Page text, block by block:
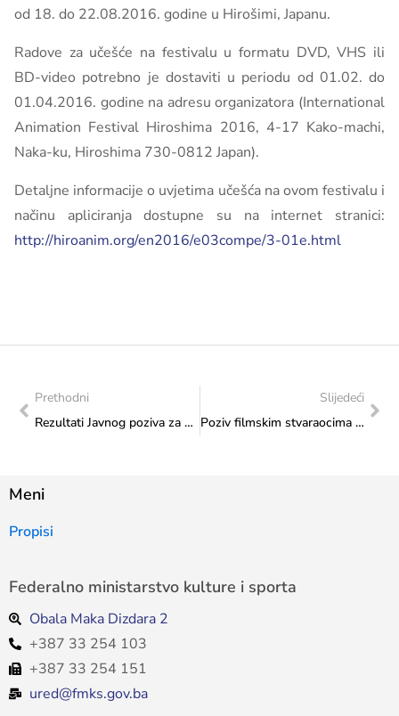
od 18. do 22.08.2016. godine u Hirošimi, Japanu.
Radove za učešće na festivalu u formatu DVD, VHS ili
BD-video potrebno je dostaviti u periodu od 01.02. do
01.04.2016. godine na adresu organizatora (International
Animation Festival Hiroshima 2016, 4-17 Kako-machi,
Naka-ku, Hiroshima 730-0812 Japan).
Detaljne informacije o uvjetima učešća na ovom festivalu i
načinu apliciranja dostupne su na internet stranici:
http://hiroanim.org/en2016/e03compe/3-01e.html
Prethodni
Rezultati Javnog poziva za odabir programa i projekata koji će se sufinansirati iz Budžeta Federacije Bosne i Hercegovine u 2015. godini putem Transfera za kulturu od značaja za Federaciju BiH (objavljenog 28.8.2015. godine)
Slijedeći
Poziv filmskim stvaraocima iz Bosne i Hercegovine za učešće na 4. Altcine Action! – online festivalu kratkog filma za balkanske filmske stvaraoce
Meni
Propisi
Federalno ministarstvo kulture i sporta
Obala Maka Dizdara 2
+387 33 254 103
+387 33 254 151
ured@fmks.gov.ba